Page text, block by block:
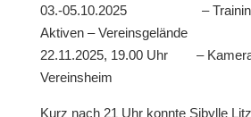
03.-05.10.2025 –
Aktiven – Vereinsgelände
22.11.2025, 19.00 Uhr –
Vereinsheim
Kurz nach 21 Uhr konnte Sibylle